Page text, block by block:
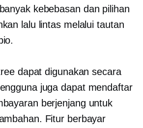
kebebasan dan pilihan
lalu lintas melalui tautan
dapat digunakan secara
juga dapat mendaftar
berjenjang untuk
Fitur berbayar